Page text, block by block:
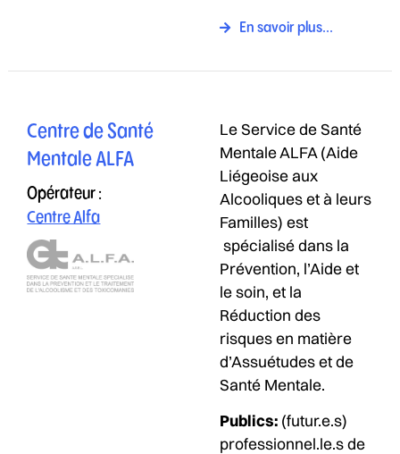
En savoir plus...
Centre de Santé
Mentale ALFA
Opérateur :
Centre Alfa
Le Service de Santé
Mentale ALFA (Aide
Liégeoise aux
Alcooliques et à leurs
Familles) est
spécialisé dans la
Prévention, l’Aide et
le soin, et la
Réduction des
risques en matière
d’Assuétudes et de
Santé Mentale.
Publics: (futur.e.s)
professionnel.le.s de